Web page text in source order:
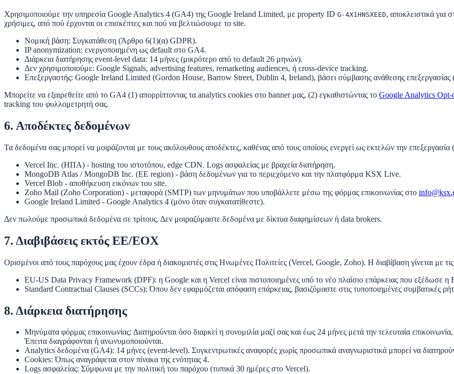
Χρησιμοποιούμε την υπηρεσία Google Analytics 4 (GA4) της Google Ireland Limited, με property ID G-4X1HNSXEED, αποκλειστικά για
χρήσιμες, από πού έρχονται οι επισκέπτες και πού να βελτιώσουμε το site.
Νομική βάση: Συγκατάθεση (Άρθρο 6(1)(α) GDPR).
IP anonymization: ενεργοποιημένη ως default στο GA4.
Διάρκεια διατήρησης event-level data: 14 μήνες (μικρότερο από το default 26 μηνών).
Δεν χρησιμοποιούμε: Google Signals, advertising features, remarketing audiences, ή cross-device tracking.
Επεξεργαστής: Google Ireland Limited (Gordon House, Barrow Street, Dublin 4, Ireland), βάσει σύμβασης ανάθεσης
Μπορείτε να εξαιρεθείτε από το GA4 (1) απορρίπτοντας τα analytics cookies στο banner μας, (2) εγκαθιστώντας το Google Analytics
tracking του φυλλομετρητή σας.
6. Αποδέκτες δεδομένων
Τα δεδομένα σας μπορεί να μοιράζονται με τους ακόλουθους αποδέκτες, καθένας από τους οποίους ενεργεί ως εκτελών την
Vercel Inc. (ΗΠΑ) - hosting του ιστοτόπου, edge CDN. Logs ασφαλείας με βραχεία διατήρηση.
MongoDB Atlas / MongoDB Inc. (ΕΕ region) - βάση δεδομένων για το περιεχόμενο και την πλατφόρμα KSX Live.
Vercel Blob - αποθήκευση εικόνων του site.
Zoho Mail (Zoho Corporation) - μεταφορά (SMTP) των μηνυμάτων που υποβάλλετε μέσω της φόρμας επικοινωνίας στο
Google Ireland Limited - Google Analytics 4 (μόνο όταν συγκατατίθεστε).
Δεν πωλούμε προσωπικά δεδομένα σε τρίτους. Δεν μοιραζόμαστε δεδομένα με δίκτυα διαφημίσεων ή data brokers.
7. Διαβιβάσεις εκτός ΕΕ/ΕΟΧ
Ορισμένοι από τους παρόχους μας έχουν έδρα ή διακομιστές στις Ηνωμένες Πολιτείες (Vercel, Google, Zoho). Η διαβίβαση γίνεται
EU-US Data Privacy Framework (DPF): η Google και η Vercel είναι πιστοποιημένες υπό το νέο πλαίσιο επάρκειας που εξέδωσε
Standard Contractual Clauses (SCCs): Όπου δεν εφαρμόζεται απόφαση επάρκειας, βασιζόμαστε στις τυποποιημένες συμβατικές
8. Διάρκεια διατήρησης
Μηνύματα φόρμας επικοινωνίας: Διατηρούνται όσο διαρκεί η συνομιλία μαζί σας και έως 24 μήνες μετά την τελευταία
Έπειτα διαγράφονται ή ανωνυμοποιούνται.
Analytics δεδομένα (GA4): 14 μήνες (event-level). Συγκεντρωτικές αναφορές χωρίς προσωπικά αναγνωριστικά μπορεί να
Cookies: Όπως αναγράφεται στον πίνακα της ενότητας 4.
Logs ασφαλείας: Σύμφωνα με την πολιτική του παρόχου (τυπικά 30 ημέρες στο Vercel).